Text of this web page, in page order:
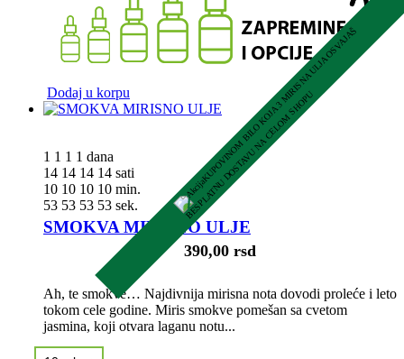
Dodaj u korpu K
U
P
O
V
I
N
O
M
B
I
L
O
K
O
J
A
3
M
I
R
I
S
N
A
U
L
J
A
O
S
V
A
J
A
Š
B
E
S
P
L
A
T
N
U
D
O
S
T
A
V
U
N
A
C
E
L
O
M
S
H
O
P
U
1 1 1 1 dana
14 14 14 14 sati
10 10 10 10 min.
52 52 52 52 sek.
SMOKVA MIRISNO ULJE
390,00 rsd
Ah, te smokve… Najdivnija mirisna nota dovodi proleće i leto
tokom cele godine. Miris smokve pomešan sa cvetom
jasmina, koji otvara laganu notu...